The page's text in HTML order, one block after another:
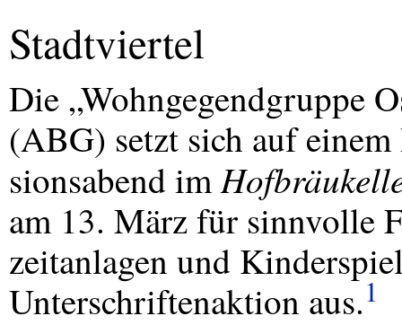
Stadtviertel
Die „Wohngegendgruppe
(ABG) setzt sich auf
sionsabend im
am 13. März für sinnvolle
zeitanlagen und
Unterschriftenaktion aus.1